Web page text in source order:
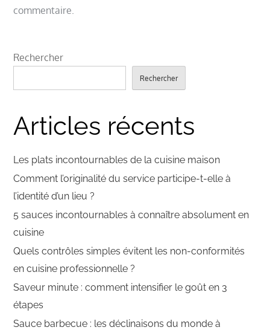
commentaire.
Rechercher
Rechercher
Articles récents
Les plats incontournables de la cuisine maison
Comment l’originalité du service participe-t-elle à
l’identité d’un lieu ?
5 sauces incontournables à connaître absolument en
cuisine
Quels contrôles simples évitent les non-conformités
en cuisine professionnelle ?
Saveur minute : comment intensifier le goût en 3
étapes
Sauce barbecue : les déclinaisons du monde à